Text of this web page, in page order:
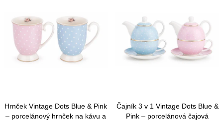
d
u
Najpredávanejšie
Abecedne
o
Hrnček Vintage Dots Blue & Pink
– porcelánový hrnček na kávu a
Čajník 3 v 1 Vintage Dots Blue &
Pink – porcelánová čajová